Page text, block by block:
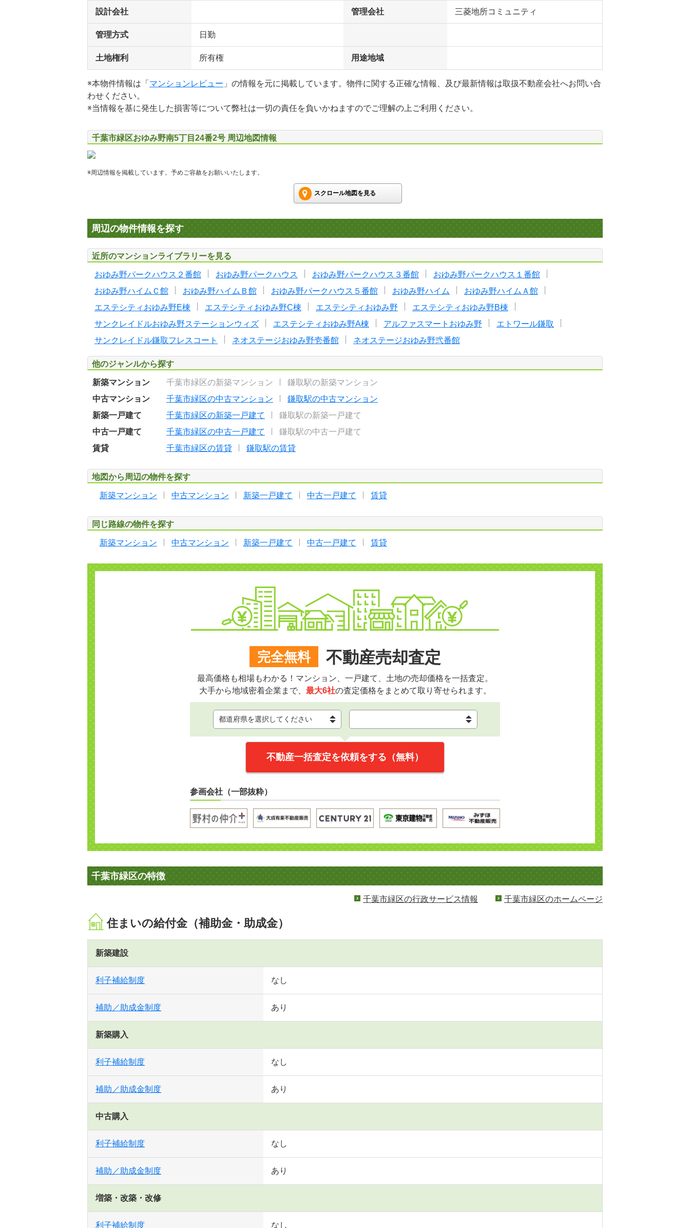
設計会社 管理会社 三菱地所コミュニティ
管理方式 日勤
土地権利 所有権 用途地域
※本物件情報は「 マンションレビュー 」の情報を元に掲載しています。物件に関する正確な情報、及び最新情報は取扱不動産会社へお問い合
わせください。
※当情報を基に発生した損害等について弊社は一切の責任を負いかねますのでご理解の上ご利用ください。
千葉市緑区おゆみ野南5丁目24番2号 周辺地図情報
※周辺情報を掲載しています。予めご容赦をお願いいたします。
スクロール地図を見る
周辺の物件情報を探す
近所のマンションライブラリーを見る
おゆみ野パークハウス２番館 おゆみ野パークハウス おゆみ野パークハウス３番館
おゆみ野パークハウス１番館
おゆみ野ハイムＣ館
おゆみ野ハイムＢ館 おゆみ野パークハウス５番館 おゆみ野ハイム
おゆみ野ハイムＡ館
エステシティおゆみ野E棟
エステシティおゆみ野C棟 エステシティおゆみ野
エステシティおゆみ野B棟
サンクレイドルおゆみ野ステーションウィズ
エステシティおゆみ野A棟 アルファスマートおゆみ野
エトワール鎌取
サンクレイドル鎌取フレスコート
ネオステージおゆみ野壱番館 ネオステージおゆみ野弐番館
他のジャンルから探す
新築マンション 千葉市緑区の新築マンション
鎌取駅の新築マンション
中古マンション
千葉市緑区の中古マンション
鎌取駅の中古マンション
新築一戸建て
千葉市緑区の新築一戸建て
鎌取駅の新築一戸建て
中古一戸建て
千葉市緑区の中古一戸建て
鎌取駅の中古一戸建て
賃貸
千葉市緑区の賃貸 鎌取駅の賃貸
地図から周辺の物件を探す
新築マンション 中古マンション 新築一戸建て 中古一戸建て 賃貸
同じ路線の物件を探す
新築マンション 中古マンション 新築一戸建て 中古一戸建て 賃貸
完全無料 不動産売却査定
最高価格も相場もわかる！マンション、一戸建て、土地の売却価格を一括査定。
大手から地域密着企業まで、 最大6社の査定価格をまとめて取り寄せられます。
不動産一括査定を依頼をする（無料）
参画会社（一部抜粋）
千葉市緑区の特徴
千葉市緑区の行政サービス情報 千葉市緑区のホームページ
住まいの給付金（補助金・助成金）
新築建設
利子補給制度 なし
補助／助成金制度 あり
新築購入
利子補給制度 なし
補助／助成金制度 あり
中古購入
利子補給制度 なし
補助／助成金制度 あり
増築・改築・改修
利子補給制度 なし